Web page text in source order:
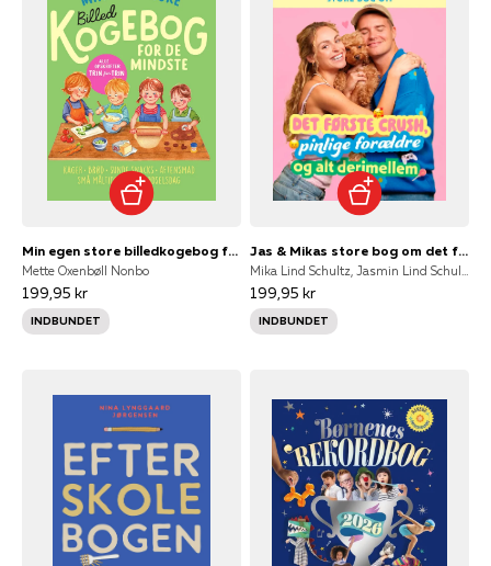
Min egen store billedkogebog for de mindste
Mette Oxenbøll Nonbo
199,95 kr
INDBUNDET
Jas & Mikas store bog om det første crush, pinlige forældre og alt derimellem
199,95 kr
INDBUNDET